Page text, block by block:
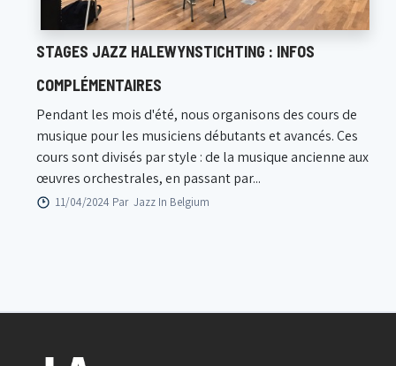
STAGES JAZZ HALEWYNSTICHTING : INFOS
COMPLÉMENTAIRES
Pendant les mois d'été, nous organisons des cours de
musique pour les musiciens débutants et avancés. Ces
cours sont divisés par style : de la musique ancienne aux
œuvres orchestrales, en passant par...
11/04/2024 Par Jazz In Belgium